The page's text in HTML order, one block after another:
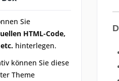
Sie
HTML-Code,
hinterlegen.
können Sie diese
Theme